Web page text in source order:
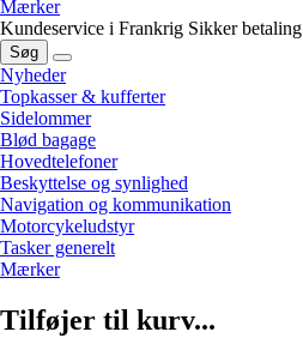
Mærker
Kundeservice i Frankrig Sikker betaling
Søg
Nyheder
Topkasser & kufferter
Sidelommer
Blød bagage
Hovedtelefoner
Beskyttelse og synlighed
Navigation og kommunikation
Motorcykeludstyr
Tasker generelt
Mærker
Tilføjer til kurv...